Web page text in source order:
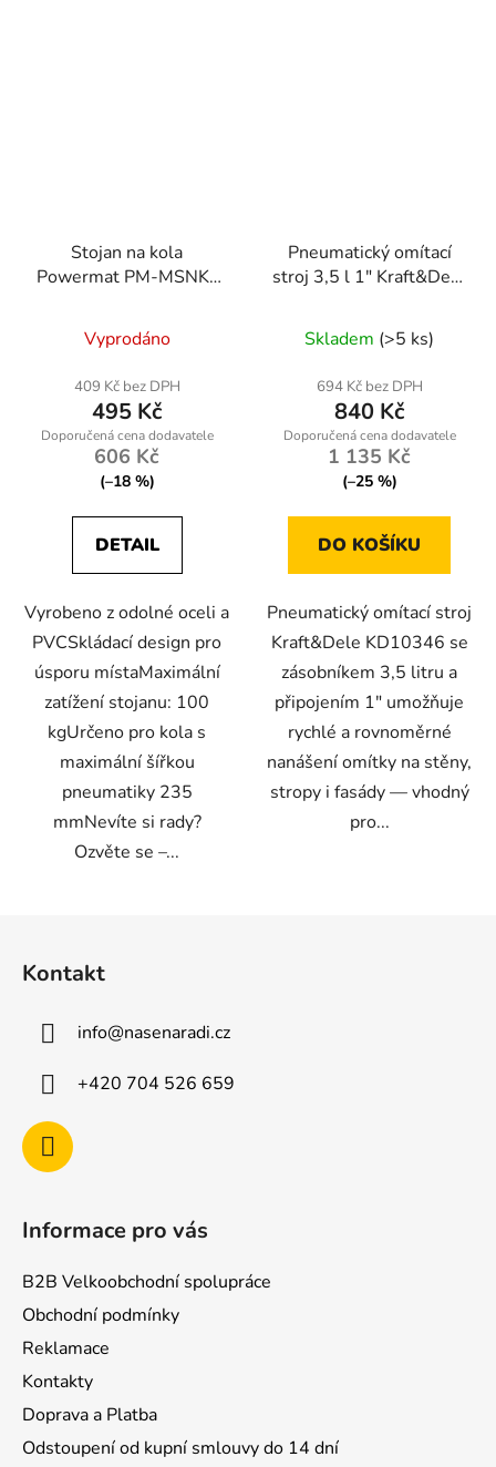
Stojan na kola
Powermat PM-MSNK-
šířka 235 mm
Vyprodáno
409 Kč bez DPH
495 Kč
606 Kč
(–18 %)
DETAIL
Vyrobeno z odolné oceli a
PVCSkládací design pro
úsporu místaMaximální
zatížení stojanu: 100
kgUrčeno pro kola s
maximální šířkou
pneumatiky 235
mmNevíte si rady?
Ozvěte se –...
Pneumatický omítací
stroj 3,5 l 1" Kraft&Dele
Skladem (>5 ks)
694 Kč bez DPH
840 Kč
1 135 Kč
(–25 %)
DO KOŠÍKU
Pneumatický omítací stroj
Kraft&Dele KD10346 se
zásobníkem 3,5 litru a
připojením 1" umožňuje
rychlé a rovnoměrné
nanášení omítky na stěny,
stropy i fasády — vhodný
pro...
Kontakt
info@nasenaradi.cz
+420 704 526 659
Informace pro vás
B2B Velkoobchodní spolupráce
Obchodní podmínky
Reklamace
Kontakty
Doprava a Platba
Odstoupení od kupní smlouvy do 14 dní